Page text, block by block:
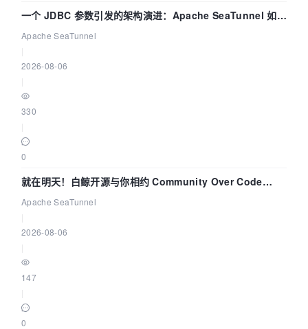
一个 JDBC 参数引发的架构演进：Apache SeaTunnel 如何
解决数据同步中的“定时 Flush”难题
Apache SeaTunnel
2026-08-06
330
0
就在明天！白鲸开源与你相约 Community Over Code
Asia 2026 主题演讲！
Apache SeaTunnel
2026-08-06
147
0